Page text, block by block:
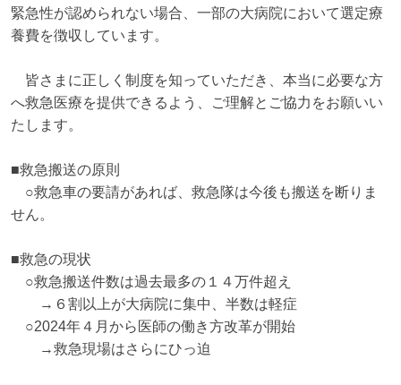
緊急性が認められない場合、一部の大病院において選定療
養費を徴収しています。
皆さまに正しく制度を知っていただき、本当に必要な方
へ救急医療を提供できるよう、ご理解とご協力をお願いい
たします。
■救急搬送の原則
○救急車の要請があれば、救急隊は今後も搬送を断りま
せん。
■救急の現状
○救急搬送件数は過去最多の１４万件超え
→６割以上が大病院に集中、半数は軽症
○2024年４月から医師の働き方改革が開始
→救急現場はさらにひっ迫